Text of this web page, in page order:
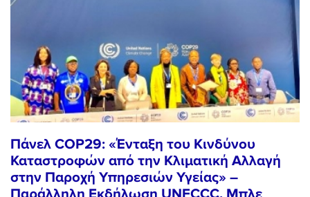
Πάνελ COP29: «Ένταξη του Κινδύνου
Καταστροφών από την Κλιματική Αλλαγή
στην Παροχή Υπηρεσιών Υγείας» –